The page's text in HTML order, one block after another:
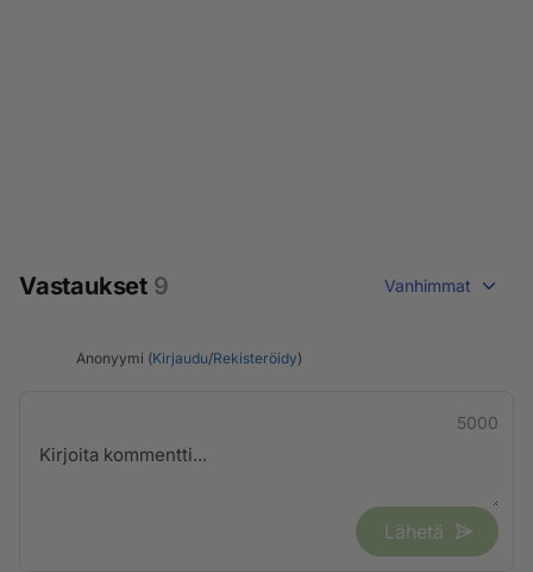
Vastaukset 9 Vanhimmat
Anonyymi (Kirjaudu/Rekisteröidy)
5000
Lähetä